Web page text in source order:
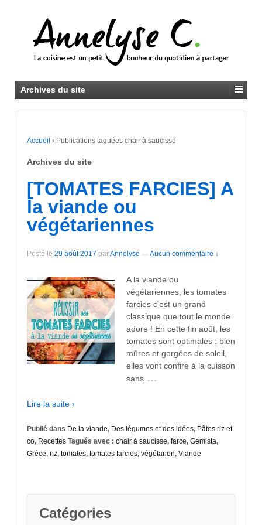
Archives du site
Accueil › Publications taguées chair à saucisse
Archives du site
[TOMATES FARCIES] A
la viande ou
végétariennes
Posté le 29 août 2017 parAnnelyse —Aucun commentaire ↓
A la viande ou
végétariennes, les tomates
farcies c’est un grand
classique que tout le monde
adore ! En cette fin août, les
tomates sont optimales : bien
mûres et gorgées de soleil,
elles vont confire à la cuisson
sans …
Lire la suite ›
Publié dans De la viande, Des légumes et des idées, Pâtes riz et
co, Recettes Tagués avec : chair à saucisse, farce, Gemista,
Grèce, riz, tomates, tomates farcies, végétarien, Viande
Catégories